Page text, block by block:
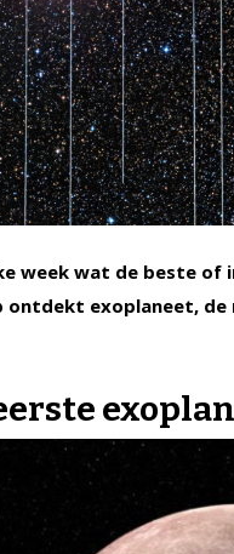
week wat de beste
ontdekt exoplaneet, de